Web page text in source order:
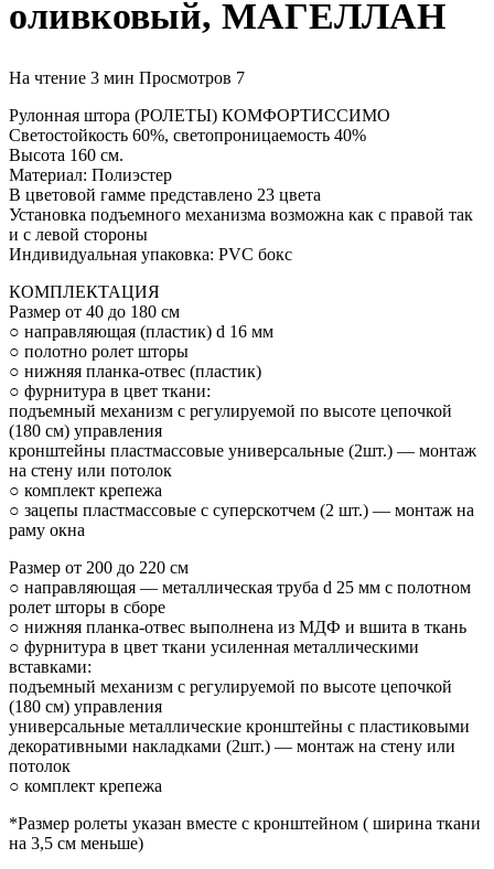
оливковый, МАГЕЛЛАН
На чтение 3 мин Просмотров 7
Рулонная штора (РОЛЕТЫ) КОМФОРТИССИМО
Светостойкость 60%, светопроницаемость 40%
Высота 160 см.
Материал: Полиэстер
В цветовой гамме представлено 23 цвета
Установка подъемного механизма возможна как с правой так
и с левой стороны
Индивидуальная упаковка: PVC бокс
КОМПЛЕКТАЦИЯ
Размер от 40 до 180 см
○ направляющая (пластик) d 16 мм
○ полотно ролет шторы
○ нижняя планка-отвес (пластик)
○ фурнитура в цвет ткани:
подъемный механизм с регулируемой по высоте цепочкой
(180 см) управления
кронштейны пластмассовые универсальные (2шт.) — монтаж
на стену или потолок
○ комплект крепежа
○ зацепы пластмассовые с суперскотчем (2 шт.) — монтаж на
раму окна
Размер от 200 до 220 см
○ направляющая — металлическая труба d 25 мм с полотном
ролет шторы в сборе
○ нижняя планка-отвес выполнена из МДФ и вшита в ткань
○ фурнитура в цвет ткани усиленная металлическими
вставками:
подъемный механизм с регулируемой по высоте цепочкой
(180 см) управления
универсальные металлические кронштейны с пластиковыми
декоративными накладками (2шт.) — монтаж на стену или
потолок
○ комплект крепежа
*Размер ролеты указан вместе с кронштейном ( ширина ткани
на 3,5 см меньше)